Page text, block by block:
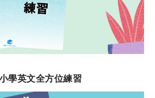
學英文全方位練習